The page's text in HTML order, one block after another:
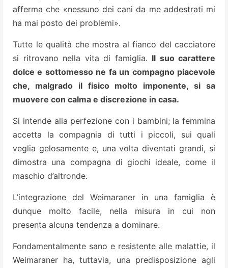
afferma che «nessuno dei cani da me addestrati mi
ha mai posto dei problemi».
Tutte le qualità che mostra al fianco del cacciatore
si ritrovano nella vita di famiglia. Il suo carattere
dolce e sottomesso ne fa un compagno piacevole
che, malgrado il fisico molto imponente, si sa
muovere con calma e discrezione in casa.
Si intende alla perfezione con i bambini; la femmina
accetta la compagnia di tutti i piccoli, sui quali
veglia gelosamente e, una volta diventati grandi, si
dimostra una compagna di giochi ideale, come il
maschio d’altronde.
L’integrazione del Weimaraner in una famiglia è
dunque molto facile, nella misura in cui non
presenta alcuna tendenza a dominare.
Fondamentalmente sano e resistente alle malattie, il
Weimaraner ha, tuttavia, una predisposizione agli